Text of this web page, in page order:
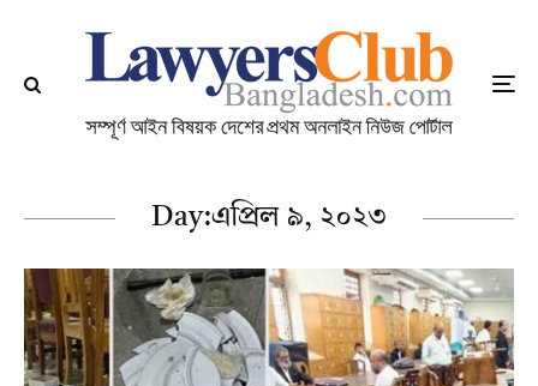
Day:এপ্রিল ৯, ২০২৩